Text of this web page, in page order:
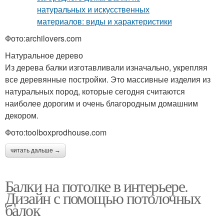
Фото:archilovers.com
Натуральное дерево
Из дерева балки изготавливали изначально, укрепляя
все деревянные постройки. Это массивные изделия из
натуральных пород, которые сегодня считаются
наиболее дорогим и очень благородным домашним
декором.
Фото:toolboxprodhouse.com
читать дальше →
Балки на потолке в интерьере.
Дизайн с помощью потолочных
балок